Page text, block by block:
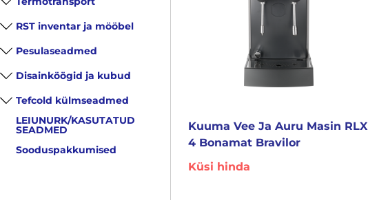
RST inventar ja mööbel
Pesulaseadmed
Disainköögid ja kubud
Tefcold külmseadmed
LEIUNURK/KASUTATUD
SEADMED
Sooduspakkumised
Kuuma Vee Ja Auru Masin RLX
4 Bonamat Bravilor
Küsi hinda